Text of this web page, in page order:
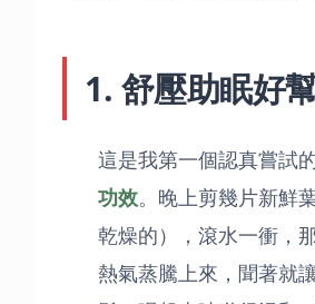
1. 舒壓助眠好
這是我第一個認真嘗試
功效。晚上剪幾片新鮮
乾燥的），滾水一衝，
熱氣蒸騰上來，聞著就